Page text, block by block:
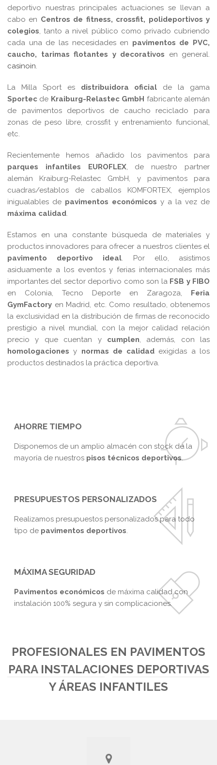
deportivo nuestras principales actuaciones se llevan a
cabo en Centros de fitness, crossfit, polideportivos y
colegios, tanto a nivel público como privado cubriendo
cada una de las necesidades en pavimentos de PVC,
caucho, tarimas flotantes y decorativos en general.
casinoin.
La Milla Sport es distribuidora oficial de la gama
Sportec de Kraiburg-Relastec GmbH fabricante alemán
de pavimentos deportivos de caucho reciclado para
zonas de peso libre, crossfit y entrenamiento funcional,
etc.
Recientemente hemos añadido los pavimentos para
parques infantiles EUROFLEX, de nuestro partner
alemán Kraiburg-Relastec GmbH, y pavimentos para
cuadras/establos de caballos KOMFORTEX, ejemplos
inigualables de pavimentos económicos y a la vez de
máxima calidad.
Estamos en una constante búsqueda de materiales y
productos innovadores para ofrecer a nuestros clientes el
pavimento deportivo ideal. Por ello, asistimos
asiduamente a los eventos y ferias internacionales más
importantes del sector deportivo como son la FSB y FIBO
en Colonia, Tecno Deporte en Zaragoza, Feria
GymFactory en Madrid, etc. Como resultado, obtenemos
la exclusividad en la distribución de firmas de reconocido
prestigio a nivel mundial, con la mejor calidad relación
precio y que cuentan y cumplen, además, con las
homologaciones y normas de calidad exigidas a los
productos destinados la práctica deportiva.
AHORRE TIEMPO
Disponemos de un amplio almacén con stock de la
mayoría de nuestros pisos técnicos deportivos.
PRESUPUESTOS PERSONALIZADOS
Realizamos presupuestos personalizados para todo
tipo de pavimentos deportivos.
MÁXIMA SEGURIDAD
Pavimentos económicos de máxima calidad con
instalación 100% segura y sin complicaciones.
PROFESIONALES EN PAVIMENTOS
PARA INSTALACIONES DEPORTIVAS
Y ÁREAS INFANTILES